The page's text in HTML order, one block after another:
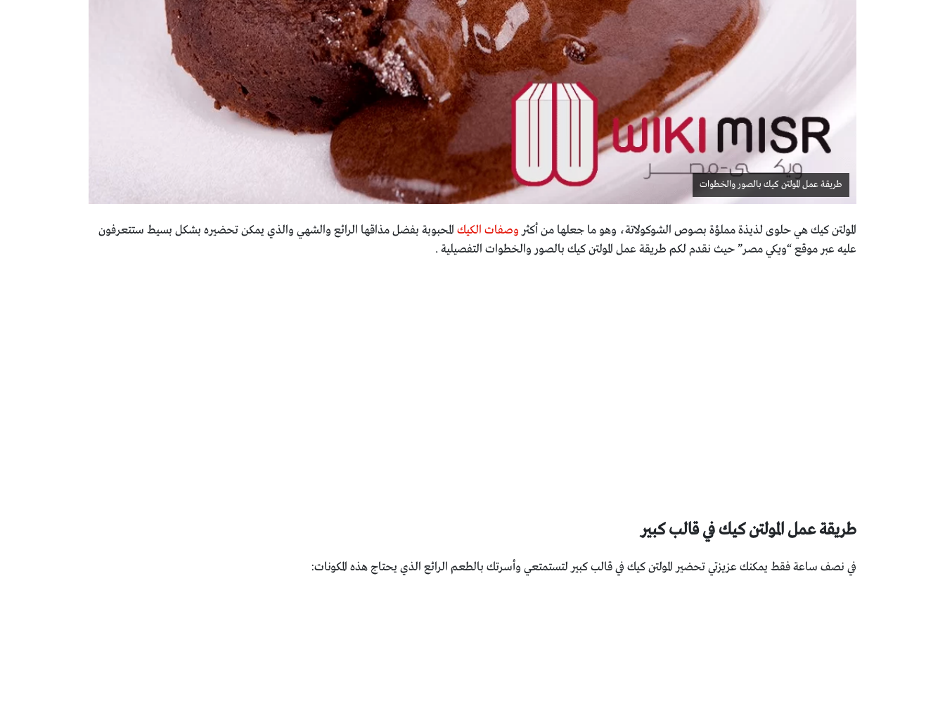
طريقة عمل المولتن كيك بالصور والخطوات
المولتن كيك هي حلوى لذيذة مملؤة بصوص الشوكولاتة، وهو ما جعلها من أكثر وصفات الكيك المحبوبة بفضل مذاقها الرائع والشهي والذي يمكن تحضيره بشكل بسيط ستتعرفون
عليه عبر موقع “ويكي مصر” حيث نقدم لكم طريقة عمل المولتن كيك بالصور والخطوات التفصيلية .
طريقة عمل المولتن كيك في قالب كبير
في نصف ساعة فقط يمكنك عزيزتي تحضير المولتن كيك في قالب كبير لتستمتعي وأسرتك بالطعم الرائع الذي يحتاج هذه المكونات: